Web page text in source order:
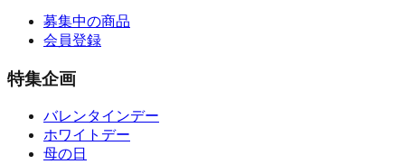
募集中の商品
会員登録
特集企画
バレンタインデー
ホワイトデー
母の日